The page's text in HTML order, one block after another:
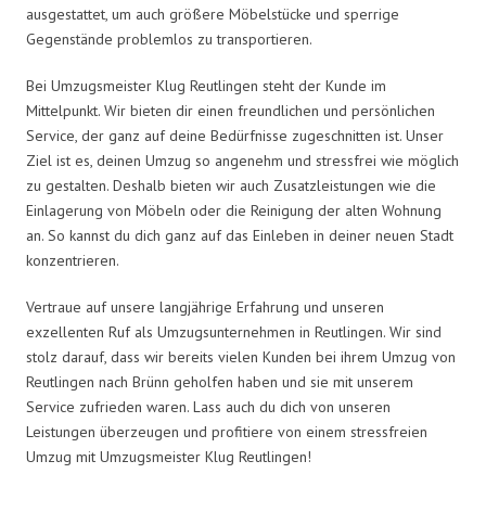
ausgestattet, um auch größere Möbelstücke und sperrige
Gegenstände problemlos zu transportieren.
Bei Umzugsmeister Klug Reutlingen steht der Kunde im
Mittelpunkt. Wir bieten dir einen freundlichen und persönlichen
Service, der ganz auf deine Bedürfnisse zugeschnitten ist. Unser
Ziel ist es, deinen Umzug so angenehm und stressfrei wie möglich
zu gestalten. Deshalb bieten wir auch Zusatzleistungen wie die
Einlagerung von Möbeln oder die Reinigung der alten Wohnung
an. So kannst du dich ganz auf das Einleben in deiner neuen Stadt
konzentrieren.
Vertraue auf unsere langjährige Erfahrung und unseren
exzellenten Ruf als Umzugsunternehmen in Reutlingen. Wir sind
stolz darauf, dass wir bereits vielen Kunden bei ihrem Umzug von
Reutlingen nach Brünn geholfen haben und sie mit unserem
Service zufrieden waren. Lass auch du dich von unseren
Leistungen überzeugen und profitiere von einem stressfreien
Umzug mit Umzugsmeister Klug Reutlingen!